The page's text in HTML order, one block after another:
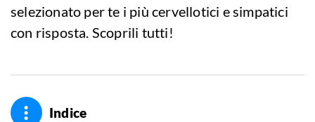
selezionato per te i più cervellotici e simpatici
con risposta. Scoprili tutti!
Indice